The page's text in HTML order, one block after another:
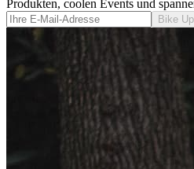
Produkten, coolen Events und
Bike